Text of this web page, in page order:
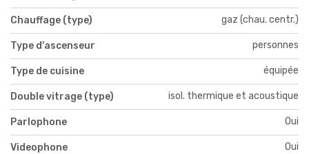
Chauffage (type) gaz (chau. centr.)
Type d'ascenseur personnes
Type de cuisine équipée
Double vitrage (type) isol. thermique et acoustique
Parlophone Oui
Videophone Oui